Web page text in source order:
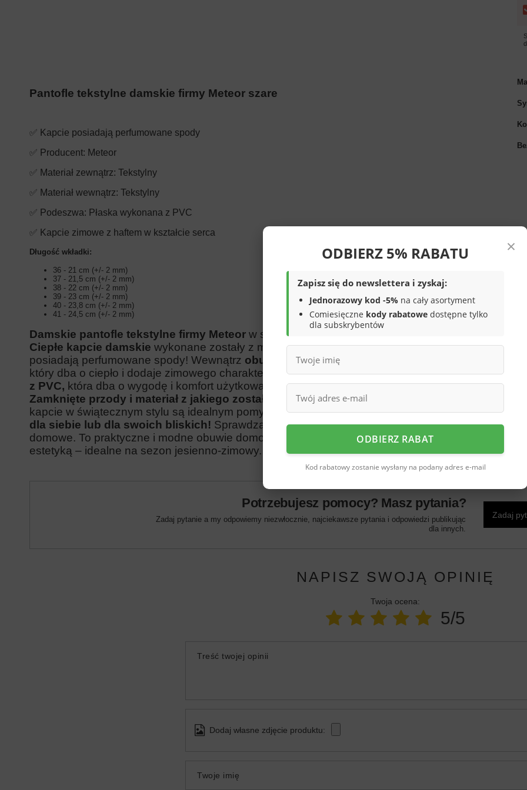
Pantofle tekstylne damskie firmy Meteor szare
✅ Kapcie posiadają perfumowane spody
✅ Producent: Meteor
✅ Materiał zewnątrz: Tekstylny
✅ Materiał wewnątrz: Tekstylny
✅ Podeszwa: Płaska wykonana z PVC
✅ Kapcie zimowe z haftem w kształcie serca
Długość wkładki:
36 - 21 cm (+/- 2 mm)
37 - 21,5 cm (+/- 2 mm)
38 - 22 cm (+/- 2 mm)
39 - 23 cm (+/- 2 mm)
40 - 23,8 cm (+/- 2 mm)
41 - 24,5 cm (+/- 2 mm)
Damskie pantofle tekstylne firmy Meteor w szarym kolorze z wyszywaną sercem.
Ciepłe kapcie damskie wykonane zostały z miękkiego tekstylnego materiału. Buty
posiadają perfumowane spody! Wewnątrz obuwie zostało wykończone kożuchem
który dba o ciepło i dodaje zimowego charakteru. Pantofleposiadają miękką podeszwę
z PVC, która dba o wygodę i komfort użytkowanie oraz tworzy produkt lekkim.
Zamknięte przody i materiał z jakiego zostały wykonane gwarantują ciepło
kapcie w świątecznym stylu są idealnym pomysłem na prezent pod choinkę.Wybierz je
dla siebie lub dla swoich bliskich! Sprawdzą się idealnie w chłodne dni jako obuwie
domowe. To praktyczne i modne obuwie domowe, łączące wygodę z nowoczesną
estetyką – idealne na sezon jesienno-zimowy.
Potrzebujesz pomocy? Masz pytania?
Zadaj pytanie a my odpowiemy niezwłocznie, najciekawsze pytania i odpowiedzi publikując
dla innych.
Zadaj
NAPISZ SWOJĄ OPINIĘ
Twoja ocena:
5/5
Treść twojej opinii
Dodaj własne zdjęcie produktu:
Twoje imię
×
ODBIERZ 5% RABATU
Zapisz się do newslettera i zyskaj:
Jednorazowy kod -5% na cały asortyment
Comiesięczne kody rabatowe dostępne tylko
dla subskrybentów
ODBIERZ RABAT
Kod rabatowy zostanie wysłany na podany adres e-mail